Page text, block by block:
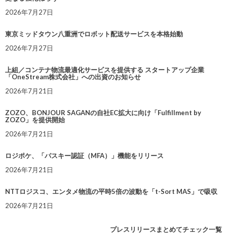
2026年7月27日
東京ミッドタウン八重洲でロボット配送サービスを本格始動
2026年7月27日
上組／コンテナ物流最適化サービスを提供する スタートアップ企業
「OneStream株式会社」への出資のお知らせ
2026年7月21日
ZOZO、BONJOUR SAGANの自社EC拡大に向け「Fulfillment by
ZOZO」を提供開始
2026年7月21日
ロジポケ、「パスキー認証（MFA）」機能をリリース
2026年7月21日
NTTロジスコ、エンタメ物流の平時5倍の波動を「t-Sort MAS」で吸収
2026年7月21日
プレスリリースまとめてチェック一覧